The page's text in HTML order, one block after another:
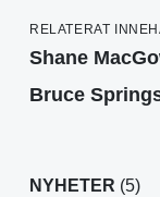
RELATERAT
Shane
Bruce
NYHETER (5)